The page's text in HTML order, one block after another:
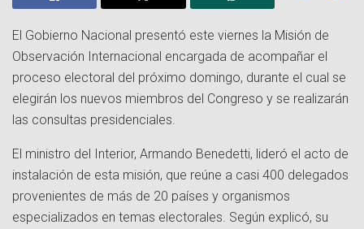
El Gobierno Nacional presentó este viernes la Misión de
Observación Internacional encargada de acompañar el
proceso electoral del próximo domingo, durante el cual se
elegirán los nuevos miembros del Congreso y se realizarán
las consultas presidenciales.
El ministro del Interior, Armando Benedetti, lideró el acto de
instalación de esta misión, que reúne a casi 400 delegados
provenientes de más de 20 países y organismos
especializados en temas electorales. Según explicó, su